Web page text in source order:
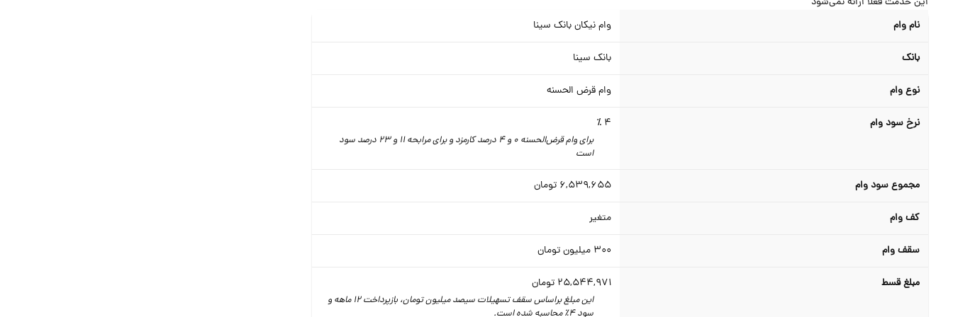
نام وام
وام نیکان بانک سینا
بانک بانک سینا
نوع وام وام قرض الحسنه
نرخ سود وام 4 ٪
برای وام قرض‌الحسنه 0 و 4 درصد کارمزد و برای مرابحه 11 و 23 درصد سود
است
مجموع سود وام 6,539,655 تومان
کف وام متغیر
سقف وام 300 میلیون تومان
مبلغ قسط 25,544,971 تومان
این مبلغ براساس سقف تسهیلات سیصد میلیون تومان، بازپرداخت 12 ماهه و
سود 4٪‌ محاسبه شده است.